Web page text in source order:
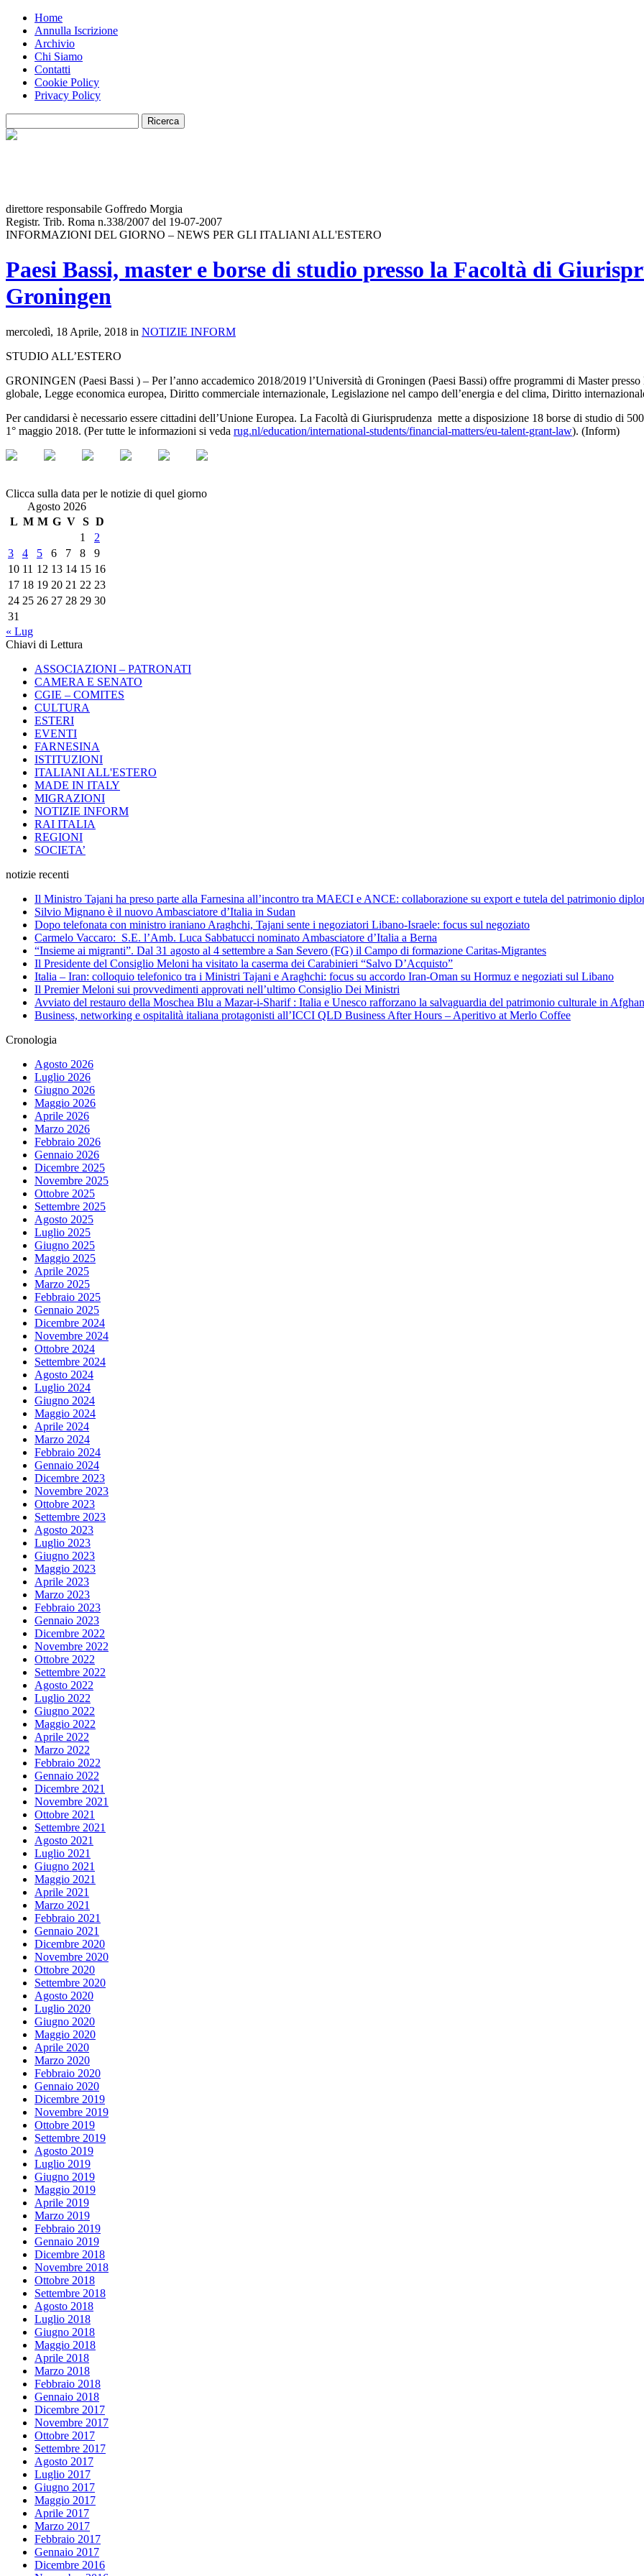
Home
Annulla Iscrizione
Archivio
Chi Siamo
Contatti
Cookie Policy
Privacy Policy
direttore responsabile Goffredo Morgia
Registr. Trib. Roma n.338/2007 del 19-07-2007
INFORMAZIONI DEL GIORNO – NEWS PER GLI ITALIANI ALL'ESTERO
Paesi Bassi, master e borse di studio presso la Facoltà di
Groningen
mercoledì, 18 Aprile, 2018 in NOTIZIE INFORM
STUDIO ALL’ESTERO
GRONINGEN (Paesi Bassi ) – Per l’anno accademico 2018/2019 l’Università di Groningen (Paesi Bassi) offre programmi di Master
globale, Legge economica europea, Diritto commerciale internazionale, Legislazione nel campo dell’energia e del clima, Diritto
Per candidarsi è necessario essere cittadini dell’Unione Europea. La Facoltà di Giurisprudenza mette a disposizione 18 borse di studio di
1° maggio 2018. (Per tutte le informazioni si veda rug.nl/education/international-students/financial-matters/eu-talent-grant-law). (Inform)
Clicca sulla data per le notizie di quel giorno
Agosto 2026
L M M G V S D
1
2
3
4 5 6 7 8
9
10 11 12 13 14 15 16
17 18 19 20 21 22 23
24 25 26 27 28 29 30
31
« Lug
Chiavi di Lettura
ASSOCIAZIONI – PATRONATI
CAMERA E SENATO
CGIE – COMITES
CULTURA
ESTERI
EVENTI
FARNESINA
ISTITUZIONI
ITALIANI ALL'ESTERO
MADE IN ITALY
MIGRAZIONI
NOTIZIE INFORM
RAI ITALIA
REGIONI
SOCIETA’
notizie recenti
Il Ministro Tajani ha preso parte alla Farnesina all’incontro tra MAECI e ANCE: collaborazione su export e tutela del patrimonio
Silvio Mignano è il nuovo Ambasciatore d’Italia in Sudan
Dopo telefonata con ministro iraniano Araghchi, Tajani sente i negoziatori Libano-Israele: focus sul negoziato
Carmelo Vaccaro: S.E. l’Amb. Luca Sabbatucci nominato Ambasciatore d’Italia a Berna
“Insieme ai migranti”. Dal 31 agosto al 4 settembre a San Severo (FG) il Campo di formazione Caritas-Migrantes
Il Presidente del Consiglio Meloni ha visitato la caserma dei Carabinieri “Salvo D’Acquisto”
Italia – Iran: colloquio telefonico tra i Ministri Tajani e Araghchi: focus su accordo Iran-Oman su Hormuz e negoziati sul Libano
Il Premier Meloni sui provvedimenti approvati nell’ultimo Consiglio Dei Ministri
Avviato del restauro della Moschea Blu a Mazar-i-Sharif : Italia e Unesco rafforzano la salvaguardia del patrimonio culturale in
Business, networking e ospitalità italiana protagonisti all’ICCI QLD Business After Hours – Aperitivo at Merlo Coffee
Cronologia
Agosto 2026
Luglio 2026
Giugno 2026
Maggio 2026
Aprile 2026
Marzo 2026
Febbraio 2026
Gennaio 2026
Dicembre 2025
Novembre 2025
Ottobre 2025
Settembre 2025
Agosto 2025
Luglio 2025
Giugno 2025
Maggio 2025
Aprile 2025
Marzo 2025
Febbraio 2025
Gennaio 2025
Dicembre 2024
Novembre 2024
Ottobre 2024
Settembre 2024
Agosto 2024
Luglio 2024
Giugno 2024
Maggio 2024
Aprile 2024
Marzo 2024
Febbraio 2024
Gennaio 2024
Dicembre 2023
Novembre 2023
Ottobre 2023
Settembre 2023
Agosto 2023
Luglio 2023
Giugno 2023
Maggio 2023
Aprile 2023
Marzo 2023
Febbraio 2023
Gennaio 2023
Dicembre 2022
Novembre 2022
Ottobre 2022
Settembre 2022
Agosto 2022
Luglio 2022
Giugno 2022
Maggio 2022
Aprile 2022
Marzo 2022
Febbraio 2022
Gennaio 2022
Dicembre 2021
Novembre 2021
Ottobre 2021
Settembre 2021
Agosto 2021
Luglio 2021
Giugno 2021
Maggio 2021
Aprile 2021
Marzo 2021
Febbraio 2021
Gennaio 2021
Dicembre 2020
Novembre 2020
Ottobre 2020
Settembre 2020
Agosto 2020
Luglio 2020
Giugno 2020
Maggio 2020
Aprile 2020
Marzo 2020
Febbraio 2020
Gennaio 2020
Dicembre 2019
Novembre 2019
Ottobre 2019
Settembre 2019
Agosto 2019
Luglio 2019
Giugno 2019
Maggio 2019
Aprile 2019
Marzo 2019
Febbraio 2019
Gennaio 2019
Dicembre 2018
Novembre 2018
Ottobre 2018
Settembre 2018
Agosto 2018
Luglio 2018
Giugno 2018
Maggio 2018
Aprile 2018
Marzo 2018
Febbraio 2018
Gennaio 2018
Dicembre 2017
Novembre 2017
Ottobre 2017
Settembre 2017
Agosto 2017
Luglio 2017
Giugno 2017
Maggio 2017
Aprile 2017
Marzo 2017
Febbraio 2017
Gennaio 2017
Dicembre 2016